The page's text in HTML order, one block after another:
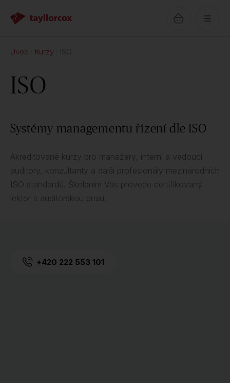
Úvod Kurzy ISO
ISO
Systémy managementu řízení dle ISO
Akreditované kurzy pro manažery, interní a vedoucí
auditory, konzultanty a další profesionály mezinárodních
ISO standardů. Školením Vás provede certifikovaný
lektor s auditorskou praxí.
+420 222 553 101